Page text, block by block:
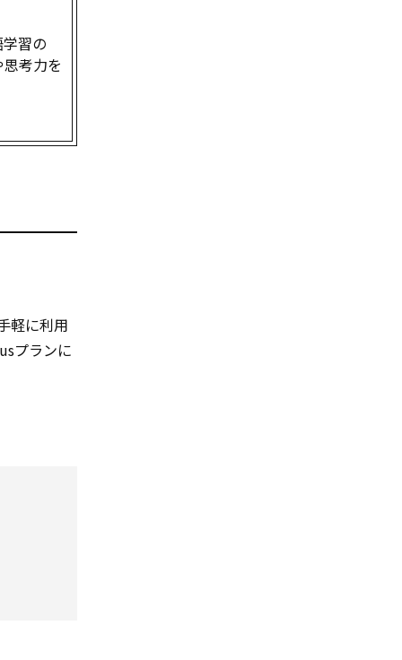
習の
考力を
軽に利用
プランに